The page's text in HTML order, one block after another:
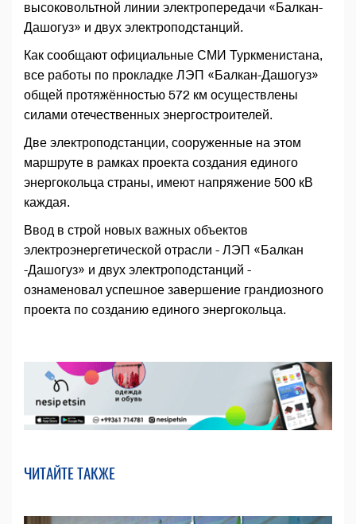
высоковольтной линии электропередачи «Балкан-
Дашогуз» и двух электроподстанций.
Как сообщают официальные СМИ Туркменистана,
все работы по прокладке ЛЭП «Балкан-Дашогуз»
общей протяжённостью 572 км осуществлены
силами отечественных энергостроителей.
Две электроподстанции, сооруженные на этом
маршруте в рамках проекта создания единого
энергокольца страны, имеют напряжение 500 кВ
каждая.
Ввод в строй новых важных объектов
электроэнергетической отрасли - ЛЭП «Балкан
-Дашогуз» и двух электроподстанций -
ознаменовал успешное завершение грандиозного
проекта по созданию единого энергокольца.
ЧИТАЙТЕ ТАКЖЕ